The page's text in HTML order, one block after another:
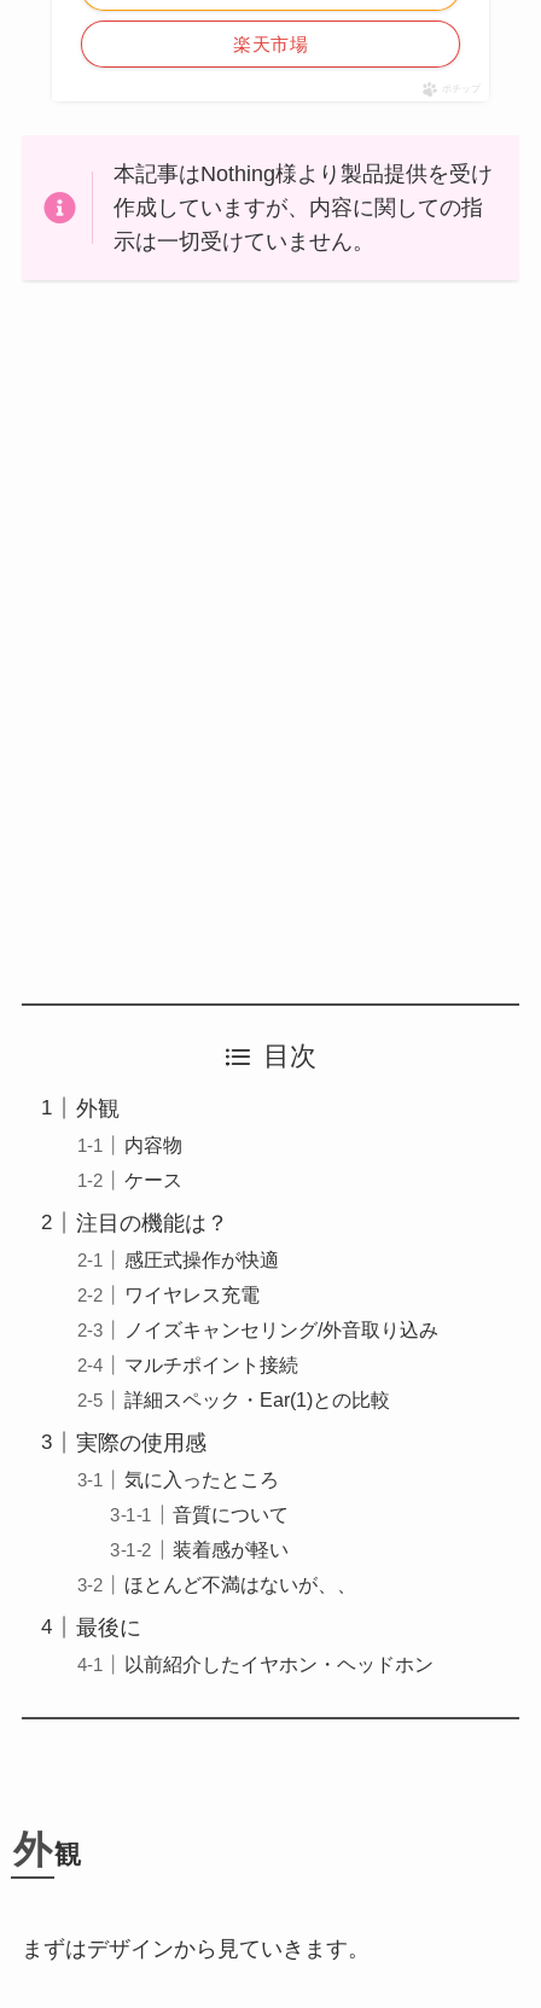
楽天市場
ポチップ
本記事はNothing様より製品提供を受け
作成していますが、内容に関しての指
示は一切受けていません。
目次
外観
内容物
ケース
注目の機能は？
感圧式操作が快適
ワイヤレス充電
ノイズキャンセリング/外音取り込み
マルチポイント接続
詳細スペック・Ear(1)との比較
実際の使用感
気に入ったところ
音質について
装着感が軽い
ほとんど不満はないが、、
最後に
以前紹介したイヤホン・ヘッドホン
外観
まずはデザインから見ていきます。